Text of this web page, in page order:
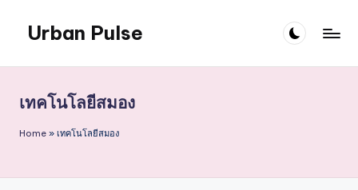
content
Urban Pulse
เทคโนโลยีสมอง
Home » เทคโนโลยีสมอง